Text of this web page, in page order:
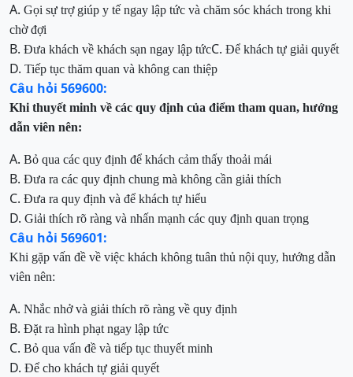
A. Gọi sự trợ giúp y tế ngay lập tức và chăm sóc khách trong khi
chờ đợi
B. Đưa khách về khách sạn ngay lập tứcC. Để khách tự giải quyết
D. Tiếp tục thăm quan và không can thiệp
Câu hỏi 569600:
Khi thuyết minh về các quy định của điểm tham quan, hướng
dẫn viên nên:
A. Bỏ qua các quy định để khách cảm thấy thoải mái
B. Đưa ra các quy định chung mà không cần giải thích
C. Đưa ra quy định và để khách tự hiểu
D. Giải thích rõ ràng và nhấn mạnh các quy định quan trọng
Câu hỏi 569601:
Khi gặp vấn đề về việc khách không tuân thủ nội quy, hướng dẫn
viên nên:
A. Nhắc nhở và giải thích rõ ràng về quy định
B. Đặt ra hình phạt ngay lập tức
C. Bỏ qua vấn đề và tiếp tục thuyết minh
D. Để cho khách tự giải quyết